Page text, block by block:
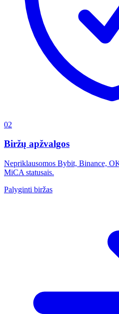
02
Biržų apžvalgos
Nepriklausomos Bybit, Binance,
MiCA statusais.
Palyginti biržas